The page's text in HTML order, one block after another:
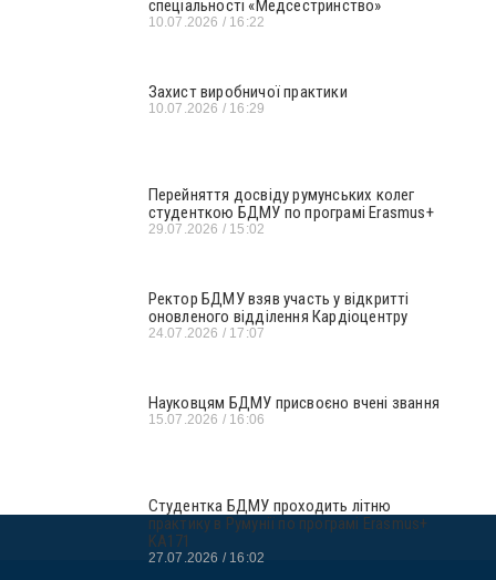
спеціальності «Медсестринство»
10.07.2026 16:22
Захист виробничої практики
10.07.2026 16:29
Перейняття досвіду румунських колег
студенткою БДМУ по програмі Erasmus+
29.07.2026 15:02
Ректор БДМУ взяв участь у відкритті
оновленого відділення Кардіоцентру
24.07.2026 17:07
Науковцям БДМУ присвоєно вчені звання
15.07.2026 16:06
Студентка БДМУ проходить літню
практику в Румунії по програмі Erasmus+
KA171
27.07.2026 16:02